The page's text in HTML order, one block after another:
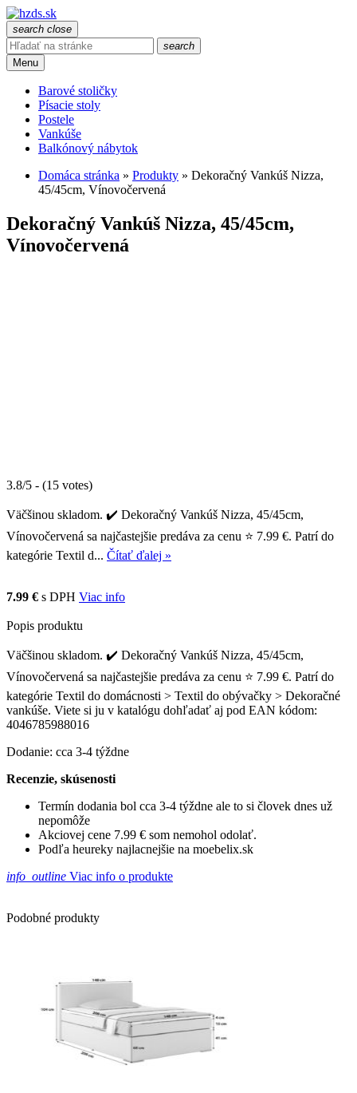
search close
search
Menu
Barové stoličky
Písacie stoly
Postele
Vankúše
Balkónový nábytok
Domáca stránka » Produkty » Dekoračný Vankúš Nizza,
45/45cm, Vínovočervená
Dekoračný Vankúš Nizza, 45/45cm,
Vínovočervená
3.8/5 - (15 votes)
Väčšinou skladom. ✔️ Dekoračný Vankúš Nizza, 45/45cm,
Vínovočervená sa najčastejšie predáva za cenu ⭐ 7.99 €. Patrí do
kategórie Textil d... Čítať ďalej »
7.99 € s DPH Viac info
Popis produktu
Väčšinou skladom. ✔️ Dekoračný Vankúš Nizza, 45/45cm,
Vínovočervená sa najčastejšie predáva za cenu ⭐ 7.99 €. Patrí do
kategórie Textil do domácnosti > Textil do obývačky > Dekoračné
vankúše. Viete si ju v katalógu dohľadať aj pod EAN kódom:
4046785988016
Dodanie: cca 3-4 týždne
Recenzie, skúsenosti
Termín dodania bol cca 3-4 týždne ale to si človek dnes už
nepomôže
Akciovej cene 7.99 € som nemohol odolať.
Podľa heureky najlacnejšie na moebelix.sk
info_outline Viac info o produkte
Podobné produkty